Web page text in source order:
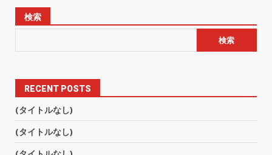
検索
検索
RECENT POSTS
(タイトルなし)
(タイトルなし)